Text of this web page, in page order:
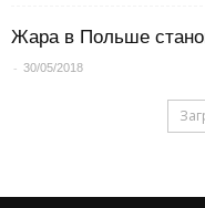
Жара в Польше
- 30/05/2018